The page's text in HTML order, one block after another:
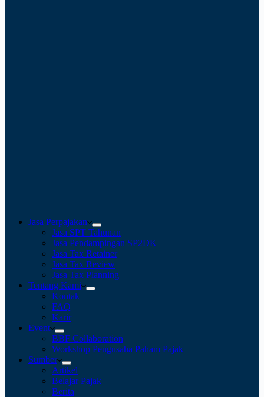
Jasa Perpajakan
Jasa SPT Tahunan
Jasa Pendampingan SP2DK
Jasa Tax Retainer
Jasa Tax Review
Jasa Tax Planning
Tentang Kami
Kontak
FAQ
Karir
Event
BBF Collaboration
Workshop Pengusaha Paham Pajak
Sumber
Artikel
Belajar Pajak
Berita